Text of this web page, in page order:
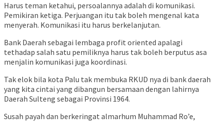
Harus teman ketahui, persoalannya adalah di komunikasi.
Pemikiran ketiga. Perjuangan itu tak boleh mengenal kata
menyerah. Komunikasi itu harus berkelanjutan.
Bank Daerah sebagai lembaga profit oriented apalagi
tethadap salah satu pemiliknya harus tak boleh berputus asa
menjalin komunikasi juga koordinasi.
Tak elok bila kota Palu tak membuka RKUD nya di bank daerah
yang kita cintai yang dibangun bersamaan dengan lahirnya
Daerah Sulteng sebagai Provinsi 1964.
Susah payah dan berkeringat almarhum Muhammad Ro’e,